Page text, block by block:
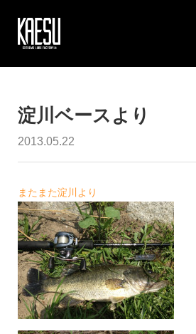
淀川ベースより
2013.05.22
またまた淀川より